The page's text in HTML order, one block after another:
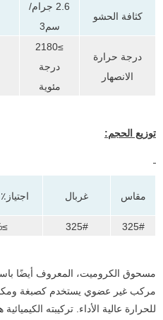
كثافة الحشو
2.6 جرام/
سم3
درجة حرارة
الانصهار
≥2180
درجة
مئوية
توزيع الحجم:
مقاس غربال
325#
325#
≥95%
مسحوق الكروميت، المعروف أيضًا
مركب غير عضوي يستخدم كصبغة